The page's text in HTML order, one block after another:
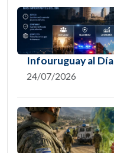
Infouruguay al Día
24/07/2026